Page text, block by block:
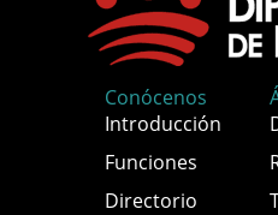
Conócenos
Introducción
Funciones
Directorio